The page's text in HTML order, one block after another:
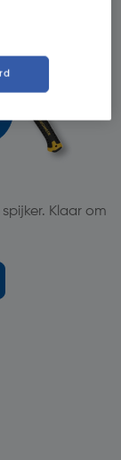
Klaar om